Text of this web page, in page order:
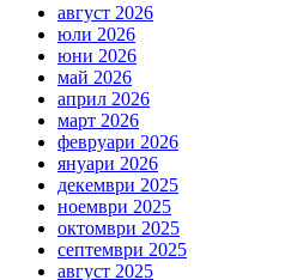
август 2026
юли 2026
юни 2026
май 2026
април 2026
март 2026
февруари 2026
януари 2026
декември 2025
ноември 2025
октомври 2025
септември 2025
август 2025